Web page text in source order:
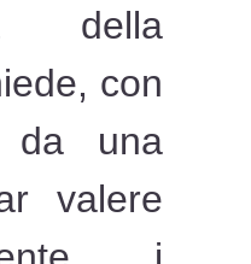
della
con
da una
valere